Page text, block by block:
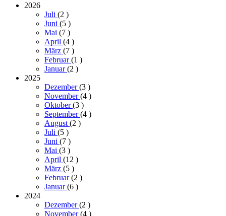
2026
Juli (2 )
Juni (5 )
Mai (7 )
April (4 )
März (7 )
Februar(1 )
Januar(2 )
2025
Dezember(3 )
November(4 )
Oktober(3 )
September(4 )
August (2 )
Juli (5 )
Juni (7 )
Mai (3 )
April (12 )
März (5 )
Februar(2 )
Januar(6 )
2024
Dezember(2 )
November(4 )